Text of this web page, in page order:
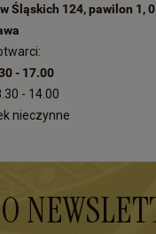
Śląskich 124, pawilon 1,
- 17.00
- 14.00
nieczynne